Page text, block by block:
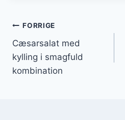
FORRIGE
Cæsarsalat med
kylling i smagfuld
kombination